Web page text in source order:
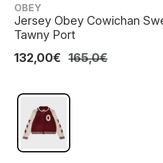
OBEY
Jersey Obey Cowichan
Tawny Port
132,00€ 165,0€